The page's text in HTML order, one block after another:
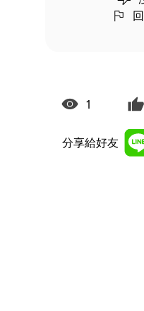
1
分享給好友